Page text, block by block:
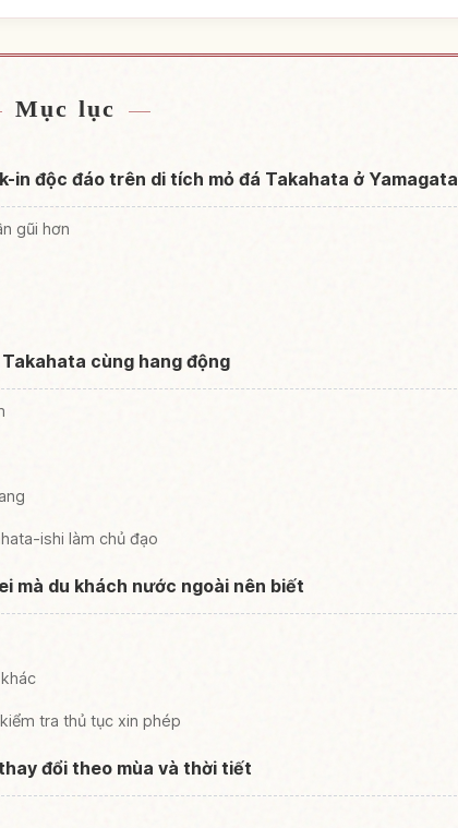
Mục lục
in độc đáo trên di tích mỏ đá Takahata ở Yamagata
gũi hơn
cùng hang động
ishi làm chủ đạo
mà du khách nước ngoài nên biết
tra thủ tục xin phép
đổi theo mùa và thời tiết